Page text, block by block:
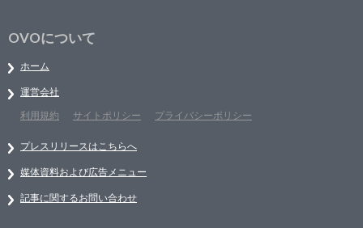
OVOについて
ホーム
運営会社
利用規約
サイトポリシー プライバシーポリシー
プレスリリースはこちらへ
媒体資料および広告メニュー
記事に関するお問い合わせ